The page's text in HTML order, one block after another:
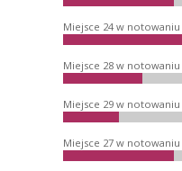
Miejsce 24 w
Miejsce 28 w
Miejsce 29 w
Miejsce 27 w